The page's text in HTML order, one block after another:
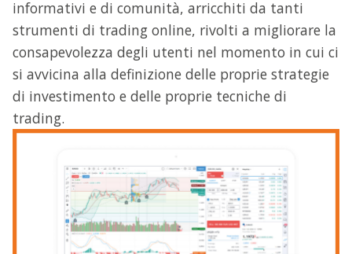
informativi e di comunità, arricchiti da tanti
strumenti di trading online, rivolti a migliorare la
consapevolezza degli utenti nel momento in cui ci
si avvicina alla definizione delle proprie strategie
di investimento e delle proprie tecniche di
trading.